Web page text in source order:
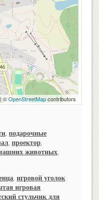
| ©OpenStreetMapcontributors
, подарочные
, проектор,
животных,
, игровой уголок
игровая
стульчик для